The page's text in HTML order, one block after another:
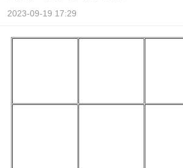
2023-09-19 17:29